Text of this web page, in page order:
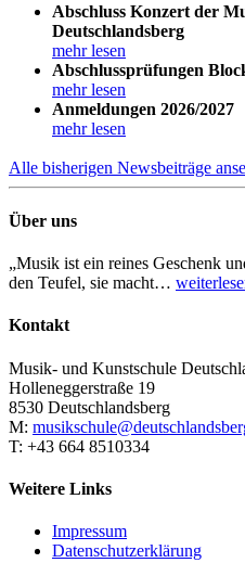
Abschluss Konzert der
Deutschlandsberg
mehr lesen
Abschlussprüfungen
mehr lesen
Anmeldungen 2026/2027
mehr lesen
Alle bisherigen Newsbeiträge
Über uns
„Musik ist ein reines Geschenk
den Teufel, sie macht…
Kontakt
Musik- und Kunstschule
Holleneggerstraße 19
8530 Deutschlandsberg
M:
T: +43 664 8510334
Weitere Links
Impressum
Datenschutzerklärung